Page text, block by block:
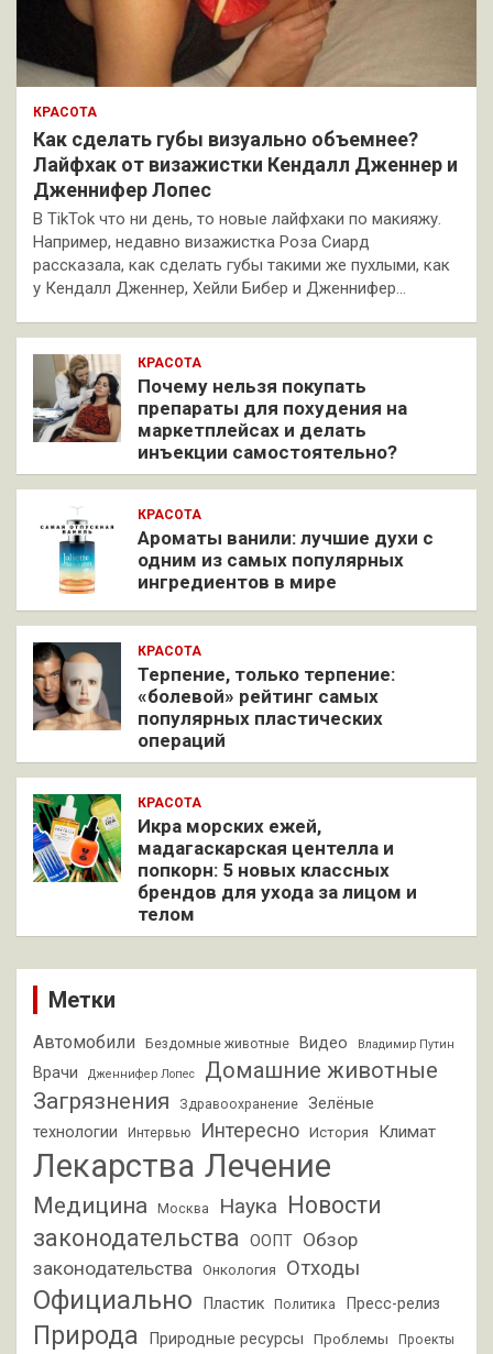
КРАСОТА
Как сделать губы визуально объемнее?
Лайфхак от визажистки Кендалл Дженнер и
Дженнифер Лопес
В TikTok что ни день, то новые лайфхаки по макияжу.
Например, недавно визажистка Роза Сиард
рассказала, как сделать губы такими же пухлыми, как
у Кендалл Дженнер, Хейли Бибер и Дженнифер…
КРАСОТА
Почему нельзя покупать
препараты для похудения на
маркетплейсах и делать
инъекции самостоятельно?
КРАСОТА
Ароматы ванили: лучшие духи с
одним из самых популярных
ингредиентов в мире
КРАСОТА
Терпение, только терпение:
«болевой» рейтинг самых
популярных пластических
операций
КРАСОТА
Икра морских ежей,
мадагаскарская центелла и
попкорн: 5 новых классных
брендов для ухода за лицом и
телом
Метки
Автомобили Бездомные животные Видео Владимир Путин
Врачи Дженнифер Лопес
Домашние животные
Загрязнения
Здравоохранение
Зелёные
технологии
Интервью Интересно История Климат
Лекарства Лечение
Медицина Москва Наука Новости
законодательства ООПТ Обзор
законодательства Онкология Отходы
Официально Пластик Политика Пресс-релиз
Природа Природные ресурсы Проблемы Проекты